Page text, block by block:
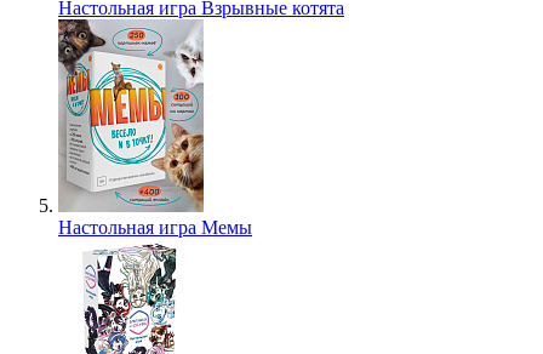
Настольная игра Взрывные котята
Настольная игра Мемы